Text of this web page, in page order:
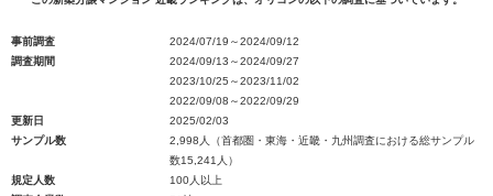
事前調査
2024/07/19～2024/09/12
調査期間
2024/09/13～2024/09/27
2023/10/25～2023/11/02
2022/09/08～2022/09/29
更新日
2025/02/03
サンプル数
2,998人（首都圏・東海・近畿・九州調査における総サンプル
数15,241人）
規定人数
100人以上